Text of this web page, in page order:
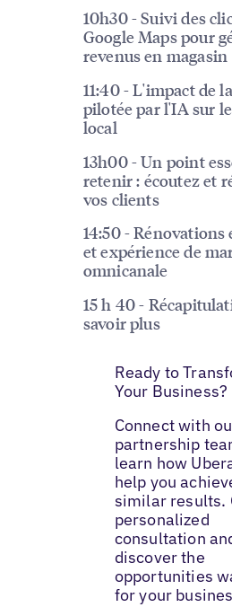
10h30 - Suivi des
Google Maps pour
revenus en magasin
11:40 - L'impact de
pilotée par l'IA sur
local
13h00 - Un point
retenir : écoutez et
vos clients
14:50 - Rénovations
et expérience de
omnicanale
15 h 40 -
savoir plus
Ready to
Your Business?
Connect with
partnership
learn how
help you
similar results.
personalized
consultation
discover the
opportunities
for your